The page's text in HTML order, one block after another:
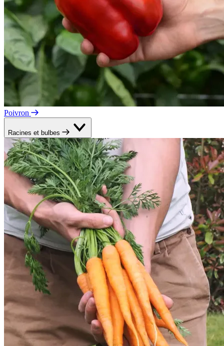
Poivron
Racines et bulbes